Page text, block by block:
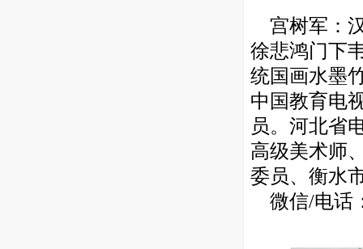
宫树军：
徐悲鸿门下
统国画水墨
中国教育电
员。河北省
高级美术师
委员、衡水
微信/电话